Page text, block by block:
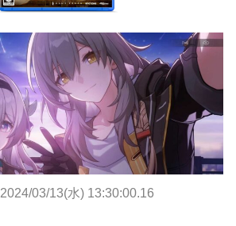
2024/03/13(水) 13:30:00.16